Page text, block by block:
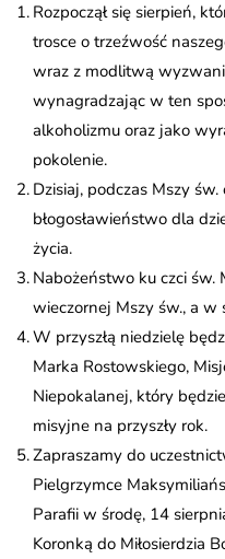
Rozpoczął się sierpień,
trosce o trzeźwość
wraz z modlitwą
wynagradzając w ten
alkoholizmu oraz jako
pokolenie.
Dzisiaj, podczas Mszy
błogosławieństwo dla
życia.
Nabożeństwo ku czci św.
wieczornej Mszy św., a w
W przyszłą niedzielę
Marka Rostowskiego,
Niepokalanej, który
misyjne na przyszły rok.
Zapraszamy do
Pielgrzymce
Parafii w środę, 14
Koronką do Miłosierdzia